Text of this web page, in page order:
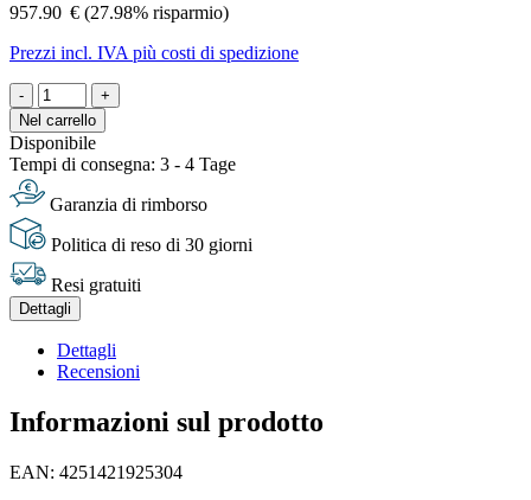
957.90 € (27.98% risparmio)
Prezzi incl. IVA più costi di spedizione
-
+
Nel carrello
Disponibile
Tempi di consegna: 3 - 4 Tage
Garanzia di rimborso
Politica di reso di 30 giorni
Resi gratuiti
Dettagli
Dettagli
Recensioni
Informazioni sul prodotto
EAN: 4251421925304